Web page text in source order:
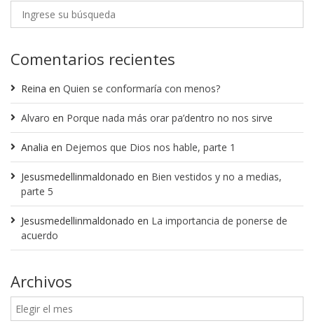
Comentarios recientes
Reina en Quien se conformaría con menos?
Alvaro en Porque nada más orar pa’dentro no nos sirve
Analia en Dejemos que Dios nos hable, parte 1
Jesusmedellinmaldonado en Bien vestidos y no a medias,
parte 5
Jesusmedellinmaldonado en La importancia de ponerse de
acuerdo
Archivos